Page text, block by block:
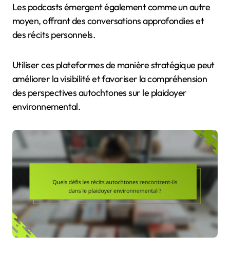
Les podcasts émergent également comme un autre
moyen, offrant des conversations approfondies et
des récits personnels.
Utiliser ces plateformes de manière stratégique peut
améliorer la visibilité et favoriser la compréhension
des perspectives autochtones sur le plaidoyer
environnemental.